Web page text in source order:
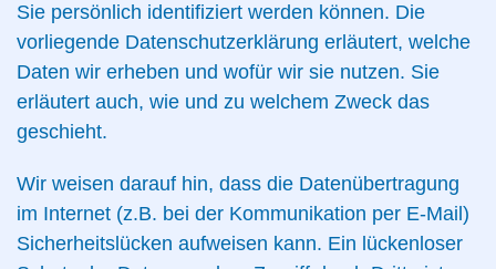
Sie persönlich identifiziert werden können. Die
vorliegende Datenschutzerklärung erläutert, welche
Daten wir erheben und wofür wir sie nutzen. Sie
erläutert auch, wie und zu welchem Zweck das
geschieht.
Wir weisen darauf hin, dass die Datenübertragung
im Internet (z.B. bei der Kommunikation per E-Mail)
Sicherheitslücken aufweisen kann. Ein lückenloser